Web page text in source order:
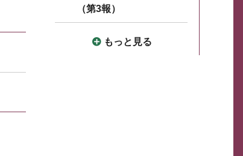
（第3報）
もっと見る